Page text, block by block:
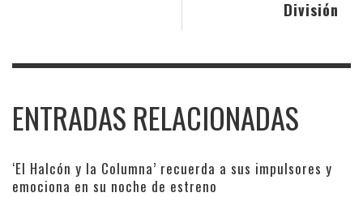
División
ENTRADAS RELACIONADAS
‘El Halcón y la Columna’ recuerda a sus impulsores y
emociona en su noche de estreno